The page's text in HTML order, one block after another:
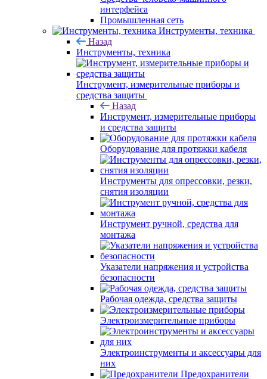
интерфейса
Промышленная сеть
Инструменты, техника
Назад
Инструменты, техника
Инструмент, измерительные приборы и
средства защиты
Назад
Инструмент, измерительные приборы
и средства защиты
Оборудование для протяжки кабеля
Инструменты для опрессовки, резки,
снятия изоляции
Инструмент ручной, средства для
монтажа
Указатели напряжения и устройства
безопасности
Рабочая одежда, средства защиты
Электроизмерительные приборы
Электроинструменты и аксессуары для
них
Предохранители